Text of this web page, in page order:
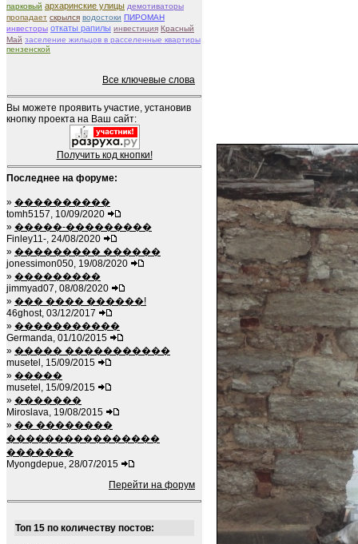
парковый архаринские улицы демотиваторы
пропадает скрылся водостоки ПИРОМАН
инвесторы откаты рапилы инвестиция Красный
Май заселение жильцов в расселенные квартиры
пензенской
Все ключевые слова
Вы можете проявить участие, установив
кнопку проекта на Ваш сайт:
Получить код кнопки!
Последнее на форуме:
» ����������
tomh5157, 10/09/2020
» �����-���������
Finley11-, 24/08/2020
» ��������� ������
jonessimon050, 19/08/2020
» ���������
jimmyad07, 08/08/2020
» ��� ���� ������!
46ghost, 03/12/2017
» �����������
Germanda, 01/10/2015
» ����� �����������
musetel, 15/09/2015
» �����
musetel, 15/09/2015
» �������
Miroslava, 19/08/2015
» �� ��������
����������������
�������
Myongdepue, 28/07/2015
Перейти на форум
Топ 15 по количеству постов: